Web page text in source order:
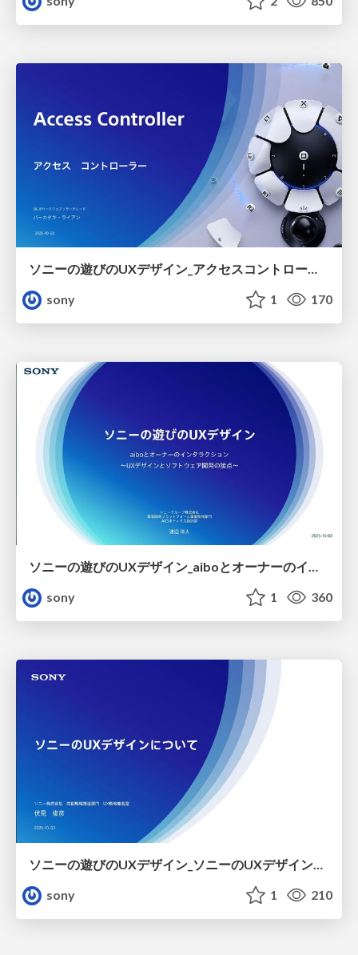
sony
1 170
ソニーの遊びのUXデザイン_aiboとオーナーのインタラクション
sony
1 360
ソニーの遊びのUXデザイン_ソニーのUXデザインについて
sony
1 210